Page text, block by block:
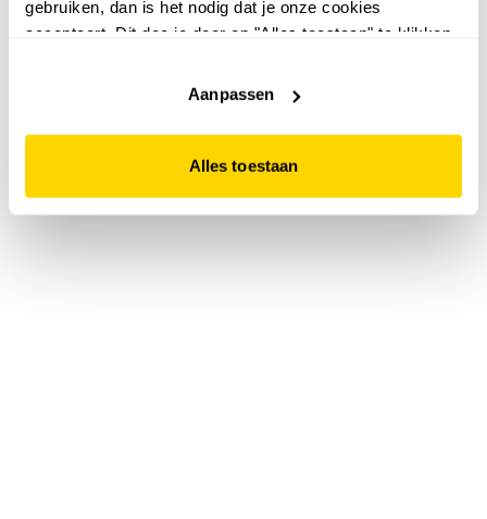
gebruiken, dan is het nodig dat je onze cookies
accepteert. Dit doe je door op "Alles toestaan" te klikken.
website niet optimaal functioneert.
Aanpassen
Alles toestaan